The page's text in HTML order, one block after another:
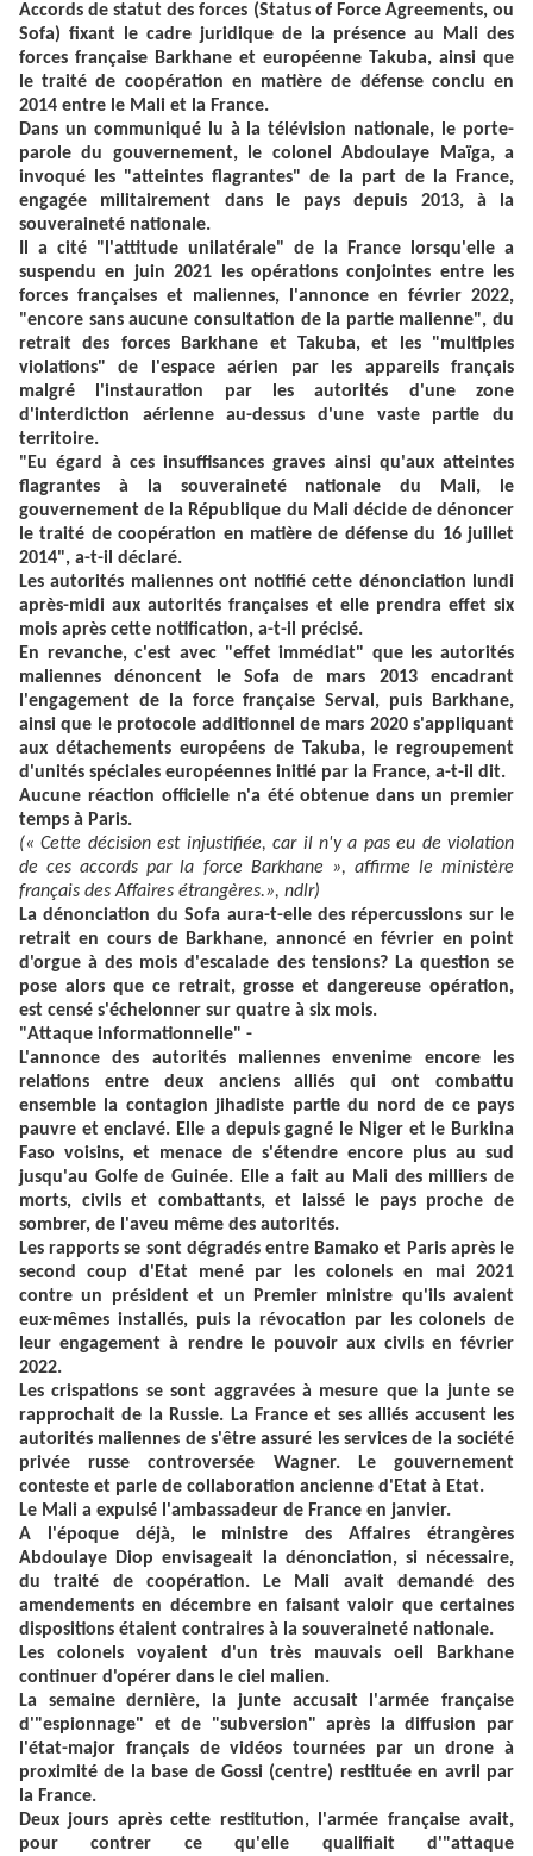
Accords de statut des forces (Status of Force Agreements, ou
Sofa) fixant le cadre juridique de la présence au Mali des
forces française Barkhane et européenne Takuba, ainsi que
le traité de coopération en matière de défense conclu en
2014 entre le Mali et la France.
Dans un communiqué lu à la télévision nationale, le porte-
parole du gouvernement, le colonel Abdoulaye Maïga, a
invoqué les "atteintes flagrantes" de la part de la France,
engagée militairement dans le pays depuis 2013, à la
souveraineté nationale.
Il a cité "l'attitude unilatérale" de la France lorsqu'elle a
suspendu en juin 2021 les opérations conjointes entre les
forces françaises et maliennes, l'annonce en février 2022,
"encore sans aucune consultation de la partie malienne", du
retrait des forces Barkhane et Takuba, et les "multiples
violations" de l'espace aérien par les appareils français
malgré l'instauration par les autorités d'une zone
d'interdiction aérienne au-dessus d'une vaste partie du
territoire.
"Eu égard à ces insuffisances graves ainsi qu'aux atteintes
flagrantes à la souveraineté nationale du Mali, le
gouvernement de la République du Mali décide de dénoncer
le traité de coopération en matière de défense du 16 juillet
2014", a-t-il déclaré.
Les autorités maliennes ont notifié cette dénonciation lundi
après-midi aux autorités françaises et elle prendra effet six
mois après cette notification, a-t-il précisé.
En revanche, c'est avec "effet immédiat" que les autorités
maliennes dénoncent le Sofa de mars 2013 encadrant
l'engagement de la force française Serval, puis Barkhane,
ainsi que le protocole additionnel de mars 2020 s'appliquant
aux détachements européens de Takuba, le regroupement
d'unités spéciales européennes initié par la France, a-t-il dit.
Aucune réaction officielle n'a été obtenue dans un premier
temps à Paris.
(« Cette décision est injustifiée, car il n'y a pas eu de violation
de ces accords par la force Barkhane », affirme le ministère
français des Affaires étrangères.», ndlr)
La dénonciation du Sofa aura-t-elle des répercussions sur le
retrait en cours de Barkhane, annoncé en février en point
d'orgue à des mois d'escalade des tensions? La question se
pose alors que ce retrait, grosse et dangereuse opération,
est censé s'échelonner sur quatre à six mois.
"Attaque informationnelle" -
L'annonce des autorités maliennes envenime encore les
relations entre deux anciens alliés qui ont combattu
ensemble la contagion jihadiste partie du nord de ce pays
pauvre et enclavé. Elle a depuis gagné le Niger et le Burkina
Faso voisins, et menace de s'étendre encore plus au sud
jusqu'au Golfe de Guinée. Elle a fait au Mali des milliers de
morts, civils et combattants, et laissé le pays proche de
sombrer, de l'aveu même des autorités.
Les rapports se sont dégradés entre Bamako et Paris après le
second coup d'Etat mené par les colonels en mai 2021
contre un président et un Premier ministre qu'ils avaient
eux-mêmes installés, puis la révocation par les colonels de
leur engagement à rendre le pouvoir aux civils en février
2022.
Les crispations se sont aggravées à mesure que la junte se
rapprochait de la Russie. La France et ses alliés accusent les
autorités maliennes de s'être assuré les services de la société
privée russe controversée Wagner. Le gouvernement
conteste et parle de collaboration ancienne d'Etat à Etat.
Le Mali a expulsé l'ambassadeur de France en janvier.
A l'époque déjà, le ministre des Affaires étrangères
Abdoulaye Diop envisageait la dénonciation, si nécessaire,
du traité de coopération. Le Mali avait demandé des
amendements en décembre en faisant valoir que certaines
dispositions étaient contraires à la souveraineté nationale.
Les colonels voyaient d'un très mauvais oeil Barkhane
continuer d'opérer dans le ciel malien.
La semaine dernière, la junte accusait l'armée française
d'"espionnage" et de "subversion" après la diffusion par
l'état-major français de vidéos tournées par un drone à
proximité de la base de Gossi (centre) restituée en avril par
la France.
Deux jours après cette restitution, l'armée française avait,
pour contrer ce qu'elle qualifiait d'"attaque